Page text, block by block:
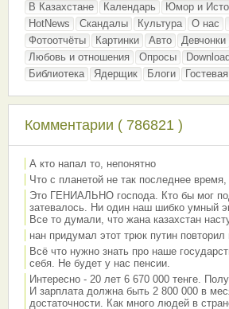
В Казахстане
Календарь Юмор и
HotNews
Скандалы Культура О нас
Фотоотчёты
Картинки Авто Девчонки
Любовь и отношения
Опросы Download
Библиотека
Ядерщик Блоги Гостевая
Комментарии ( 786821 )
А кто напал то, непонятно
Что с планетой не так последнее
Это ГЕНИАЛЬНО господа. Кто бы мог
затевалось. Ни один наш шибко умный
Все то думали, что жана казахстан
нан придумал этот трюк путин повторил
Всё что нужно знать про наше
себя. Не будет у нас пенсии.
Интересно - 20 лет 6 670 000 тенге.
И зарплата должна быть 2 800 000 в
достаточности. Как много людей в